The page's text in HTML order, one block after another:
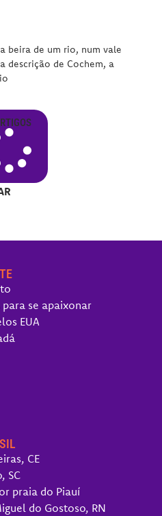
beira de um rio, num vale
descrição de Cochem, a
para se apaixonar
EUA
CE
SC
praia do Piauí
do Gostoso, RN